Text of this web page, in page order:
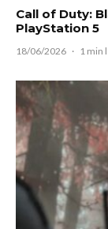
Call of Duty:
PlayStation 5
18/06/2026 · 1 min